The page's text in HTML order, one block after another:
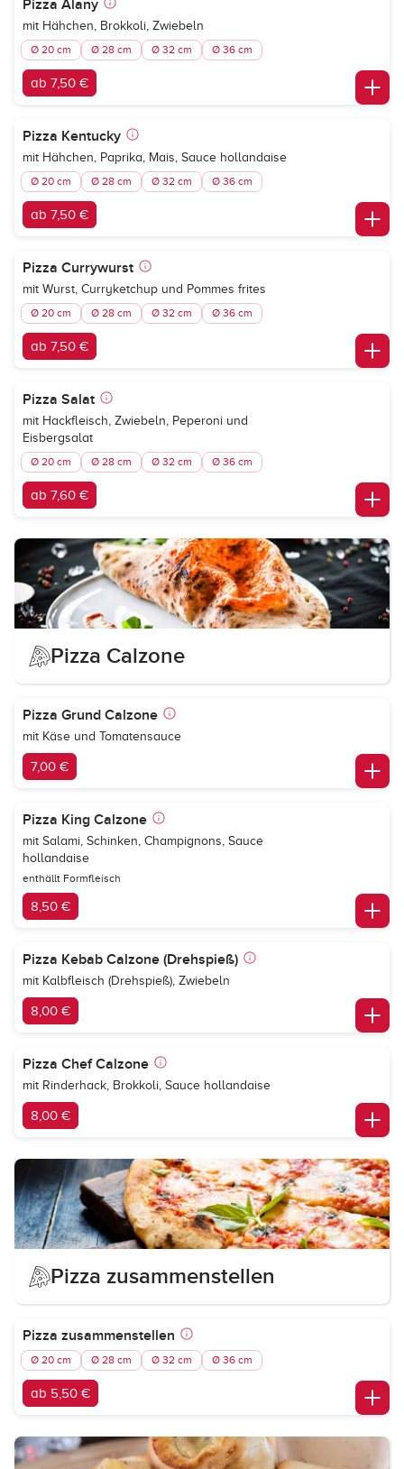
Pizza Alany
mit Hähchen, Brokkoli, Zwiebeln
Ø 20 cm Ø 28 cm Ø 32 cm Ø 36 cm
ab 7,50 €
Pizza Kentucky
mit Hähchen, Paprika, Mais, Sauce hollandaise
Ø 20 cm Ø 28 cm Ø 32 cm Ø 36 cm
ab 7,50 €
Pizza Currywurst
mit Wurst, Curryketchup und Pommes frites
Ø 20 cm Ø 28 cm Ø 32 cm Ø 36 cm
ab 7,50 €
Pizza Salat
mit Hackfleisch, Zwiebeln, Peperoni und
Eisbergsalat
Ø 20 cm Ø 28 cm Ø 32 cm Ø 36 cm
ab 7,60 €
Pizza Calzone
Pizza Grund Calzone
mit Käse und Tomatensauce
7,00 €
Pizza King Calzone
mit Salami, Schinken, Champignons, Sauce
hollandaise
enthällt Formfleisch
8,50 €
Pizza Kebab Calzone (Drehspieß)
mit Kalbfleisch (Drehspieß), Zwiebeln
8,00 €
Pizza Chef Calzone
mit Rinderhack, Brokkoli, Sauce hollandaise
8,00 €
Pizza zusammenstellen
Pizza zusammenstellen
Ø 20 cm Ø 28 cm Ø 32 cm Ø 36 cm
ab 5,50 €